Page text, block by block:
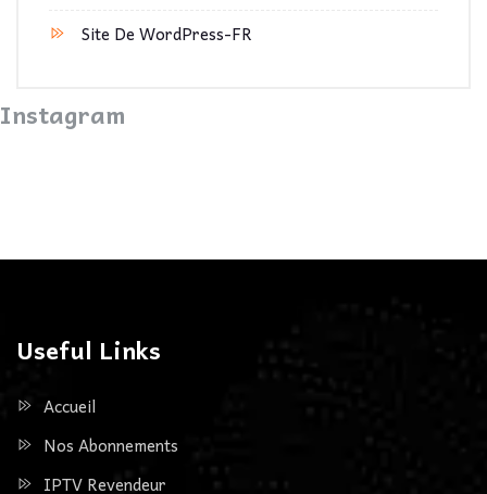
Site De WordPress-FR
Instagram
Useful Links
Accueil
Nos Abonnements
IPTV Revendeur